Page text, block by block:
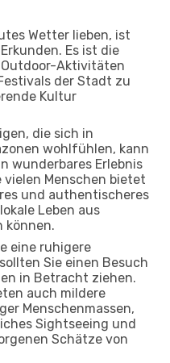
Wetter lieben, ist
Es ist die
Aktivitäten
der Stadt zu
Kultur
die sich in
wohlfühlen, kann
wunderbares Erlebnis
vielen Menschen bietet
und authentischeres
Leben aus
können.
eine ruhigere
Sie einen Besuch
in Betracht ziehen.
auch mildere
Menschenmassen,
Sightseeing und
Schätze von